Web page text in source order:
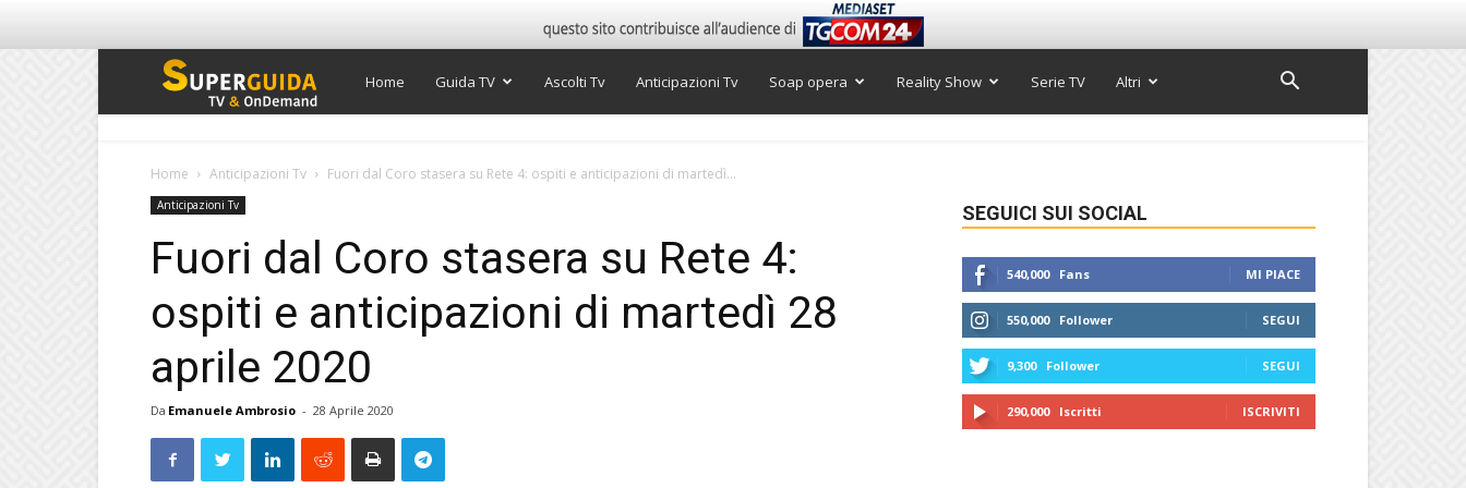
Super
Home Guida TV Ascolti Tv Anticipazioni Tv Soap opera Reality Show Serie TV Altri
Home Anticipazioni Tv Fuori dal Coro stasera su Rete 4: ospiti e anticipazioni di martedì...
Anticipazioni Tv
Fuori dal Coro stasera su Rete 4:
ospiti e anticipazioni di martedì 28
aprile 2020
Da Emanuele Ambrosio - 28 Aprile 2020
SEGUICI SUI SOCIAL
540,000 Fans MI PIACE
550,000 Follower SEGUI
9,300 Follower SEGUI
290,000 Iscritti ISCRIVITI